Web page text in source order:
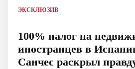
ЭКСКЛЮЗИВ
100% налог на
иностранцев в
Санчес раскрыл